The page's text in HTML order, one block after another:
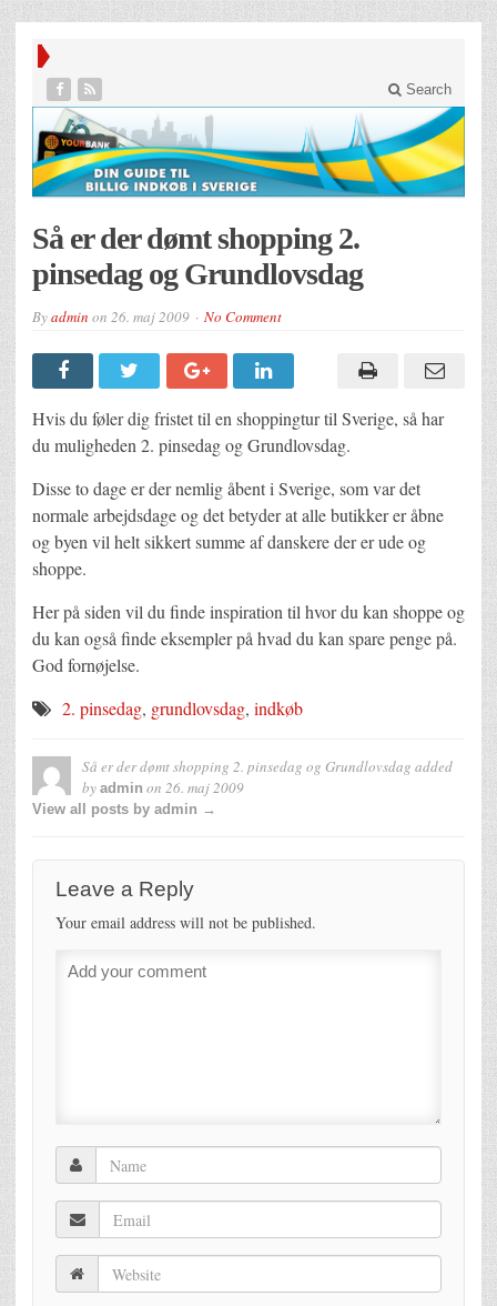
Search
Så er der dømt shopping 2.
pinsedag og Grundlovsdag
Byadmin on 26. maj 2009 No Comment
Hvis du føler dig fristet til en shoppingtur til Sverige, så har
du muligheden 2. pinsedag og Grundlovsdag.
Disse to dage er der nemlig åbent i Sverige, som var det
normale arbejdsdage og det betyder at alle butikker er åbne
og byen vil helt sikkert summe af danskere der er ude og
shoppe.
Her på siden vil du finde inspiration til hvor du kan shoppe og
du kan også finde eksempler på hvad du kan spare penge på.
God fornøjelse.
2. pinsedag, grundlovsdag, indkøb
Så er der dømt shopping 2. pinsedag og Grundlovsdag added
by admin on 26. maj 2009
View all posts by admin →
Leave a Reply
Your email address will not be published.